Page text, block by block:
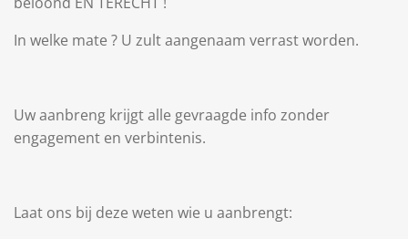
In welke mate ? U zult aangenaam verrast worden.
Uw aanbreng krijgt alle gevraagde info zonder
engagement en verbintenis.
Laat ons bij deze weten wie u aanbrengt: